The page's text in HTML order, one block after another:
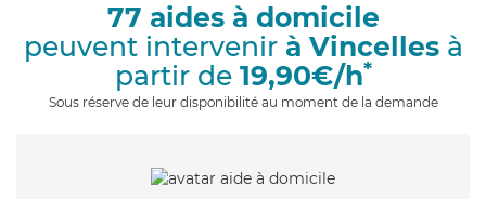
i
77 aides à domicile
peuvent intervenir à Vincellesà
partir de 19,90€/h*
Sous réserve de leur disponibilité au moment de la demande